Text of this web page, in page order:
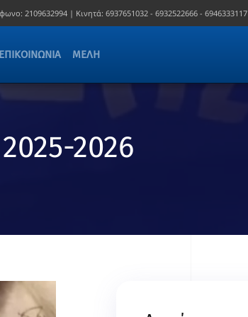
2109632994 | Κινητά: 6937651032 - 6932522666 - 6946333117
ΕΠΙΚΟΙΝΩΝΊΑ ΜΈΛΗ
2026